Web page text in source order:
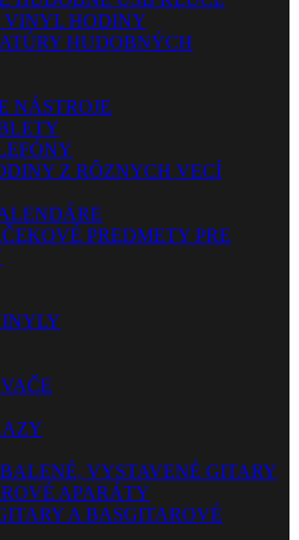
VINYL HODINY
HUDOBNÝCH
NÁSTROJE
Z RÔZNYCH VECÍ
PREDMETY PRE
VYSTAVENÉ GITARY
APARÁTY
A BASGITAROVÉ